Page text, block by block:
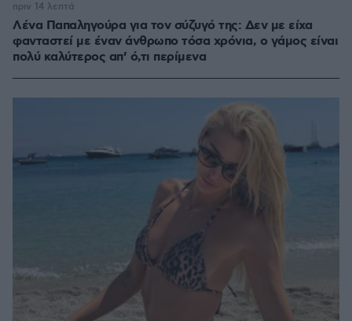
Λένα Παπαληγούρα για τον σύζυγό της: Δεν με είχα
φανταστεί με έναν άνθρωπο τόσα χρόνια, ο γάμος είναι
πολύ καλύτερος απ’ ό,τι περίμενα
πριν 14 λεπτά